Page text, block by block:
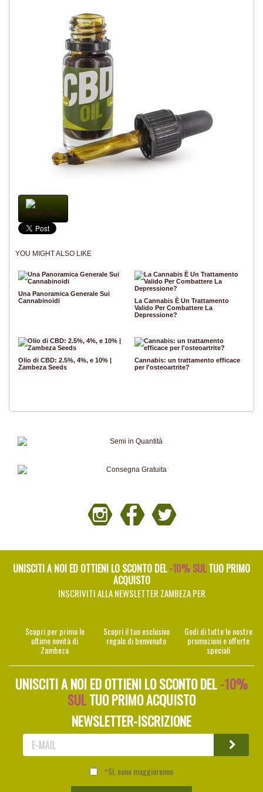
WhatsApp
YOU MIGHT ALSO LIKE
Una Panoramica Generale Sui
Cannabinoidi
La Cannabis È Un Trattamento
Valido Per Combattere La
Depressione?
Olio di CBD: 2.5%, 4%, e 10% |
Zambeza Seeds
Cannabis: un trattamento efficace
per l'osteoartrite?
UNISCITI A NOI ED OTTIENI LO SCONTO DEL-10% SULTUO PRIMO
ACQUISTO
INSCRIVITI ALLA NEWSLETTER ZAMBEZA PER
Scopri per primo le
ultime novità di
Zambeza
Scopri il tuo esclusivo
regalo di benvenuto
Godi di tutte le nostre
promozioni e offerte
speciali
UNISCITI A NOI ED OTTIENI LO SCONTO DEL-10%
SULTUO PRIMO ACQUISTO
NEWSLETTER-ISCRIZIONE
Sì, sono maggiorenne